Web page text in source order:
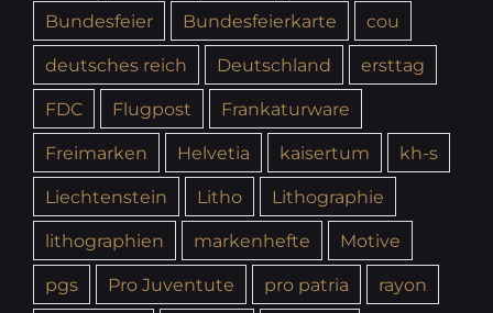
Bundesfeier
Bundesfeierkarte
cou
deutsches reich
Deutschland
ersttag
FDC
Flugpost
Frankaturware
Freimarken
Helvetia kaisertum
kh-s
Liechtenstein
Litho
Lithographie
lithographien
markenhefte
Motive
pgs
Pro Juventute pro patria
rayon